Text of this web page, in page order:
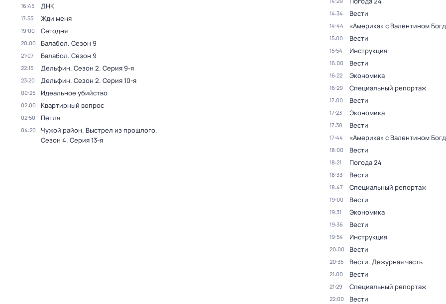
16:45 ДНК
17:55 Жди меня
19:00 Сегодня
20:00 Балабол. Сезон 9
21:07 Балабол. Сезон 9
22:15 Дельфин. Сезон 2. Серия 9-я
23:20 Дельфин. Сезон 2. Серия 10-я
00:25 Идеальное убийство
02:00 Квартирный вопрос
02:50 Петля
04:20 Чужой район. Выстрел из прошлого.
Сезон 4. Серия 13-я
14:34 Вести
14:44 «Америка» с Валентином
15:00 Вести
15:54 Инструкция
16:00 Вести
16:22 Экономика
16:29 Специальный репортаж
17:00 Вести
17:23 Экономика
17:38 Вести
17:44 «Америка» с Валентином
18:00 Вести
18:21 Погода 24
18:33 Вести
18:47 Специальный репортаж
19:00 Вести
19:31 Экономика
19:36 Вести
19:54 Инструкция
20:00 Вести
20:35 Вести. Дежурная часть
21:00 Вести
21:29 Специальный репортаж
22:00 Вести